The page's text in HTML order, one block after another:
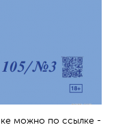
можно по ссылке -